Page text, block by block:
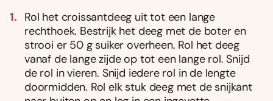
Rol het croissantdeeg uit tot een lange
rechthoek. Bestrijk het deeg met de boter en
strooi er 50 g suiker overheen. Rol het deeg
vanaf de lange zijde op tot een lange rol. Snijd
de rol in vieren. Snijd iedere rol in de lengte
doormidden. Rol elk stuk deeg met de snijkant